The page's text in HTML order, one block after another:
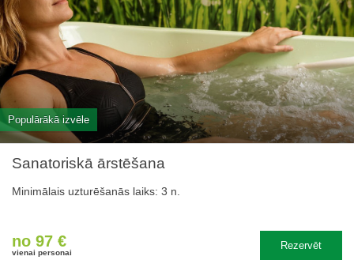
Populārākā izvēle
Sanatoriskā ārstēšana
Minimālais uzturēšanās laiks: 3 n.
no 97 €
vienai personai
Rezervēt